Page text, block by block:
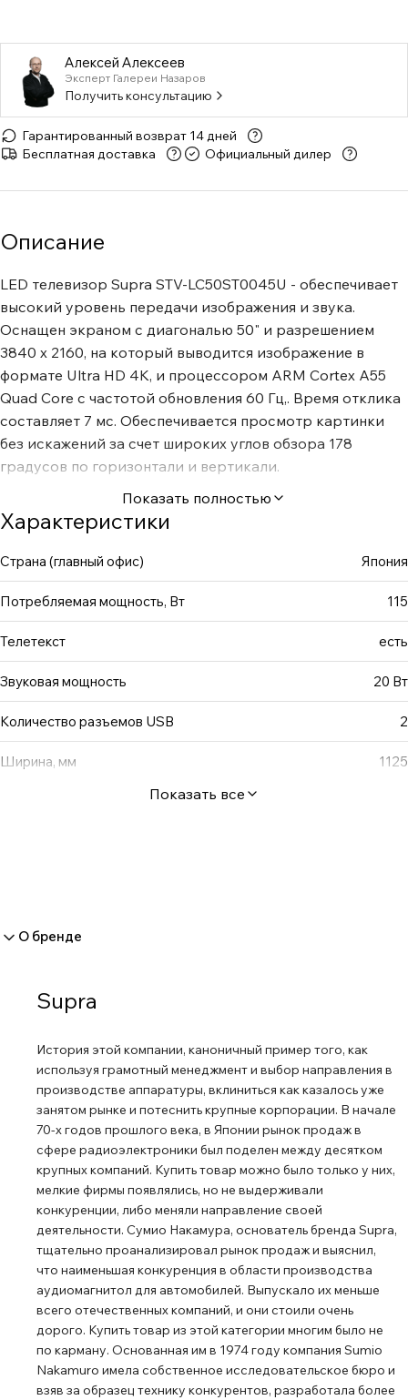
Алексей Алексеев
Эксперт Галереи Назаров
Получить консультацию
Гарантированный возврат 14 дней
Бесплатная доставка
Официальный дилер
Описание
LED телевизор Supra STV-LC50ST0045U - обеспечивает
высокий уровень передачи изображения и звука.
Оснащен экраном с диагональю 50" и разрешением
3840 x 2160, на который выводится изображение в
формате Ultra HD 4K, и процессором ARM Cortex A55
Quad Core с частотой обновления 60 Гц,. Время отклика
составляет 7 мс. Обеспечивается просмотр картинки
без искажений за счет широких углов обзора 178
градусов по горизонтали и вертикали.
Показать полностью
Характеристики
Страна (главный офис) Япония
Потребляемая мощность, Вт 115
Телетекст есть
Звуковая мощность 20 Вт
Количество разъемов USB 2
Ширина, мм 1125
Показать все
О бренде
Supra
История этой компании, каноничный пример того, как
используя грамотный менеджмент и выбор направления в
производстве аппаратуры, вклиниться как казалось уже
занятом рынке и потеснить крупные корпорации. В начале
70-х годов прошлого века, в Японии рынок продаж в
сфере радиоэлектроники был поделен между десятком
крупных компаний. Купить товар можно было только у них,
мелкие фирмы появлялись, но не выдерживали
конкуренции, либо меняли направление своей
деятельности. Сумио Накамура, основатель бренда Supra,
тщательно проанализировал рынок продаж и выяснил,
что наименьшая конкуренция в области производства
аудиомагнитол для автомобилей. Выпускало их меньше
всего отечественных компаний, и они стоили очень
дорого. Купить товар из этой категории многим было не
по карману. Основанная им в 1974 году компания Sumio
Nakamuro имела собственное исследовательское бюро и
взяв за образец технику конкурентов, разработала более